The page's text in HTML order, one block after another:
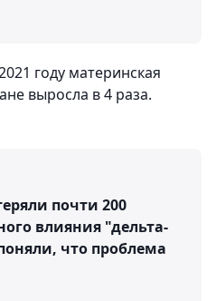
году материнская
выросла в 4 раза.
почти 200
влияния "дельта-
что проблема